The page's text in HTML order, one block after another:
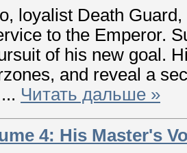
loyalist Death
to the Emperor.
of his new goal.
and reveal a
... Читать дальше »
4: His Master's